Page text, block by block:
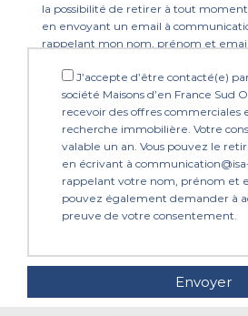
la possibilité de retirer à tout
en envoyant un email à
rappelant mon nom, prénom et email.
J’accepte d’être contacté(e)
société Maisons d’en France Sud
recevoir des offres commerciales
recherche immobilière. Votre
valable un an. Vous pouvez le
en écrivant à
rappelant votre nom, prénom et
pouvez également demander à
preuve de votre consentement.